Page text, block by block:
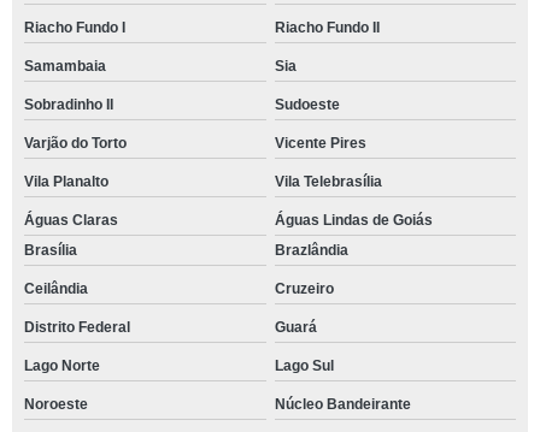
Riacho Fundo I Riacho Fundo II
Samambaia Sia
Sobradinho II Sudoeste
Varjão do Torto Vicente Pires
Vila Planalto Vila Telebrasília
Águas Claras
Águas Lindas de Goiás
Brasília
Brazlândia
Ceilândia Cruzeiro
Distrito Federal Guará
Lago Norte Lago Sul
Noroeste Núcleo Bandeirante